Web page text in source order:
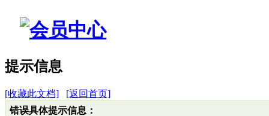
提示信息
[收藏此文档]
[返回首页]
错误具体提示信息：